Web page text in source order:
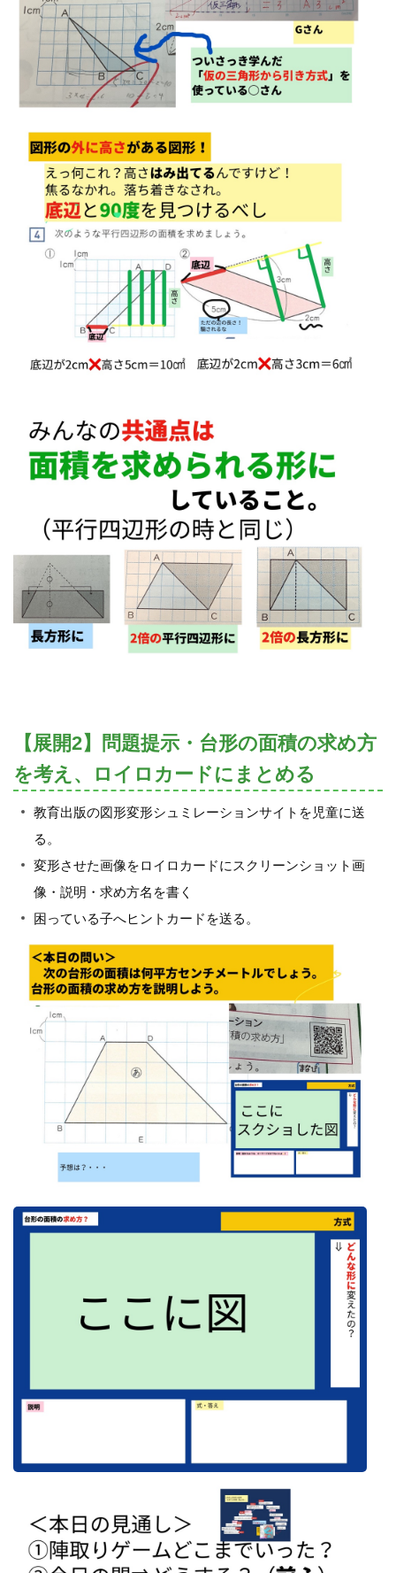
【展開2】問題提示・台形の面積の求め方
を考え、ロイロカードにまとめる
教育出版の図形変形シュミレーションサイトを児童に送
る。
変形させた画像をロイロカードにスクリーンショット画
像・説明・求め方名を書く
困っている子へヒントカードを送る。